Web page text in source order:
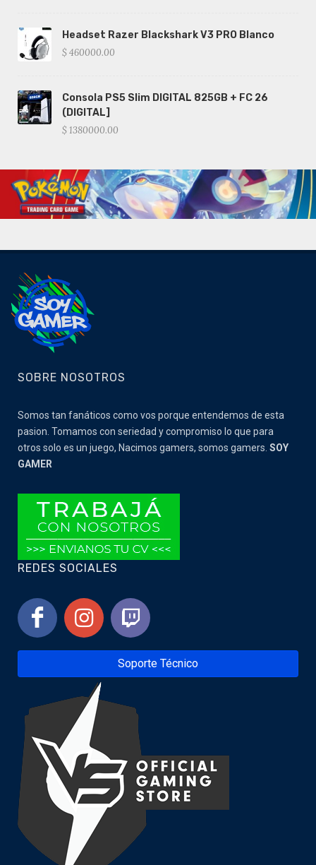
Headset Razer Blackshark V3 PRO Blanco
$ 460000.00
Consola PS5 Slim DIGITAL 825GB + FC 26
(DIGITAL]
$ 1380000.00
SOBRE NOSOTROS
Somos tan fanáticos como vos porque entendemos de esta
pasion. Tomamos con seriedad y compromiso lo que para
otros solo es un juego, Nacimos gamers, somos gamers. SOY
GAMER
REDES SOCIALES
Soporte Técnico